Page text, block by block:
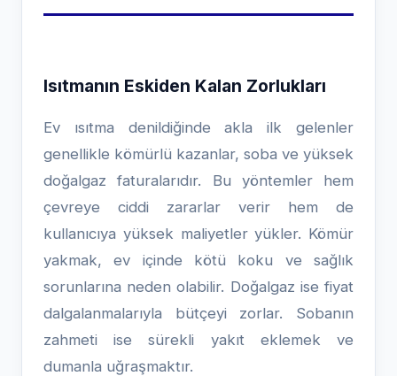
Isıtmanın Eskiden Kalan Zorlukları
Ev ısıtma denildiğinde akla ilk gelenler
genellikle kömürlü kazanlar, soba ve yüksek
doğalgaz faturalarıdır. Bu yöntemler hem
çevreye ciddi zararlar verir hem de
kullanıcıya yüksek maliyetler yükler. Kömür
yakmak, ev içinde kötü koku ve sağlık
sorunlarına neden olabilir. Doğalgaz ise fiyat
dalgalanmalarıyla bütçeyi zorlar. Sobanın
zahmeti ise sürekli yakıt eklemek ve
dumanla uğraşmaktır.